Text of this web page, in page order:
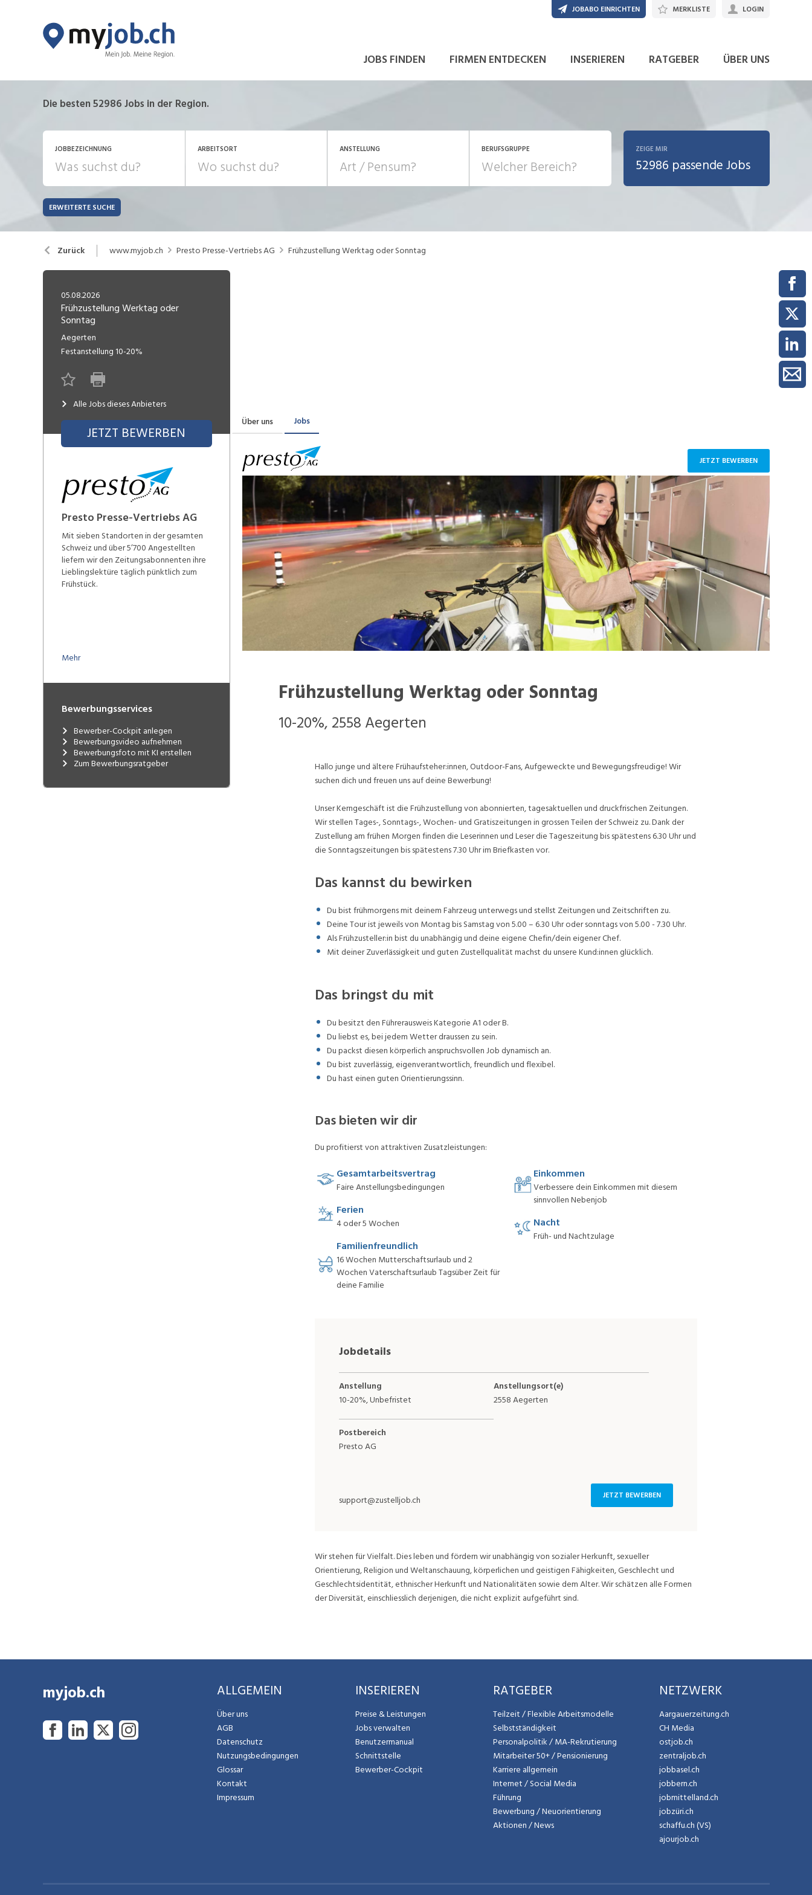
JOBS FINDEN FIRMEN ENTDECKEN INSERIEREN RATGEBER ÜBER UNS
JOBABO EINRICHTEN MERKLISTE LOGIN
Die besten 52986 Jobs in der Region.
JOBBEZEICHNUNG ARBEITSORT ANSTELLUNG
JOB-TYP
Festanstellung
Temporär (befristet)
Freelance
Lehrstelle
BERUFSGRUPPE
Bank, Versicherung
Chemie, Pharma, Biotechnologie
Consulting, Human Resources
Engineering, Technik, Architektur
Gastronomie, Hotellerie,
Tourismus, Lebensmittel
Medien, Druck
Sicherheit, Rettung, Polizei, Zoll
Verkauf, Handel, Kundenberatung,
Aussendienst
ZEIGE MIR
52986 passende Jobs
ERWEITERTE SUCHE
Zurück www.myjob.ch Presto Presse-Vertriebs AG Frühzustellung Werktag oder Sonntag
05.08.2026
Frühzustellung Werktag oder
Sonntag
Aegerten
Festanstellung 10-20%
Alle Jobs dieses Anbieters
JETZT BEWERBEN
Über uns Jobs
Presto Presse-Vertriebs AG
Mit sieben Standorten in der gesamten
Schweiz und über 5’700 Angestellten
liefern wir den Zeitungsabonnenten ihre
Lieblingslektüre täglich pünktlich zum
Frühstück.
Mehr
Bewerbungsservices
Bewerber-Cockpit anlegen
Bewerbungsvideo aufnehmen
Bewerbungsfoto mit KI erstellen
Zum Bewerbungsratgeber
JETZT BEWERBEN
Frühzustellung Werktag oder Sonntag
10-20%, 2558 Aegerten
Hallo junge und ältere Frühaufsteher:innen, Outdoor-Fans, Aufgeweckte und Bewegungsfreudige! Wir
suchen dich und freuen uns auf deine Bewerbung!
Unser Kerngeschäft ist die Frühzustellung von abonnierten, tagesaktuellen und druckfrischen Zeitungen.
Wir stellen Tages-, Sonntags-, Wochen- und Gratiszeitungen in grossen Teilen der Schweiz zu. Dank der
Zustellung am frühen Morgen finden die Leserinnen und Leser die Tageszeitung bis spätestens 6.30 Uhr und
die Sonntagszeitungen bis spätestens 7.30 Uhr im Briefkasten vor.
Das kannst du bewirken
Du bist frühmorgens mit deinem Fahrzeug unterwegs und stellst Zeitungen und Zeitschriften zu.
Deine Tour ist jeweils von Montag bis Samstag von 5.00 – 6.30 Uhr oder sonntags von 5.00 - 7.30 Uhr.
Als Frühzusteller:in bist du unabhängig und deine eigene Chefin/dein eigener Chef.
Mit deiner Zuverlässigkeit und guten Zustellqualität machst du unsere Kund:innen glücklich.
Das bringst du mit
Du besitzt den Führerausweis Kategorie A1 oder B.
Du liebst es, bei jedem Wetter draussen zu sein.
Du packst diesen körperlich anspruchsvollen Job dynamisch an.
Du bist zuverlässig, eigenverantwortlich, freundlich und flexibel.
Du hast einen guten Orientierungssinn.
Das bieten wir dir
Du profitierst von attraktiven Zusatzleistungen:
Gesamtarbeitsvertrag
Faire Anstellungsbedingungen
Ferien
4 oder 5 Wochen
Familienfreundlich
16 Wochen Mutterschaftsurlaub und 2
Wochen Vaterschaftsurlaub Tagsüber Zeit für
deine Familie
Einkommen
Verbessere dein Einkommen mit diesem
sinnvollen Nebenjob
Nacht
Früh- und Nachtzulage
Jobdetails
Anstellung
10-20%, Unbefristet
Anstellungsort(e)
2558 Aegerten
Postbereich
Presto AG
support@zustelljob.ch JETZT BEWERBEN
Wir stehen für Vielfalt. Dies leben und fördern wir unabhängig von sozialer Herkunft, sexueller
Orientierung, Religion und Weltanschauung, körperlichen und geistigen Fähigkeiten, Geschlecht und
Geschlechtsidentität, ethnischer Herkunft und Nationalitäten sowie dem Alter. Wir schätzen alle Formen
der Diversität, einschliesslich derjenigen, die nicht explizit aufgeführt sind.
myjob.ch ALLGEMEIN
Über uns
AGB
Datenschutz
Nutzungsbedingungen
Glossar
Kontakt
Impressum
INSERIEREN
Preise & Leistungen
Jobs verwalten
Benutzermanual
Schnittstelle
Bewerber-Cockpit
RATGEBER
Teilzeit / Flexible Arbeitsmodelle
Selbstständigkeit
Personalpolitik / MA-Rekrutierung
Mitarbeiter 50+ / Pensionierung
Karriere allgemein
Internet / Social Media
Führung
Bewerbung / Neuorientierung
Aktionen / News
NETZWERK
Aargauerzeitung.ch
CH Media
ostjob.ch
zentraljob.ch
jobbasel.ch
jobbern.ch
jobmittelland.ch
jobzüri.ch
schaffu.ch (VS)
ajourjob.ch